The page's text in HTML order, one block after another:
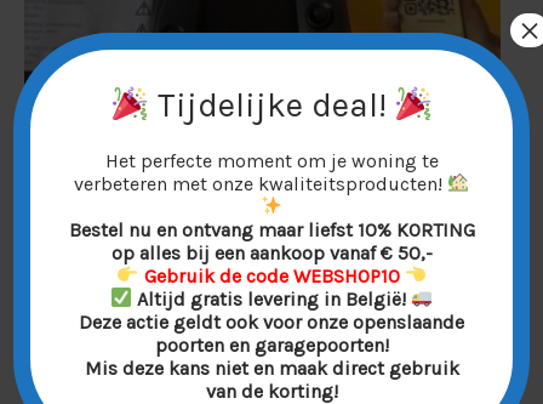
Maveo Stick voor High-Line Marantec aandrijving
met fotocellen – Slimme Bediening via App
Tijdelijke deal!
Het perfecte moment om je woning te
verbeteren met onze kwaliteitsproducten!
Bestel nu en ontvang maar liefst 10% KORTING
op alles bij een aankoop vanaf € 50,-
Gebruik de code WEBSHOP10
Altijd gratis levering in België!
Deze actie geldt ook voor onze openslaande
poorten en garagepoorten!
Mis deze kans niet en maak direct gebruik
van de korting!
×